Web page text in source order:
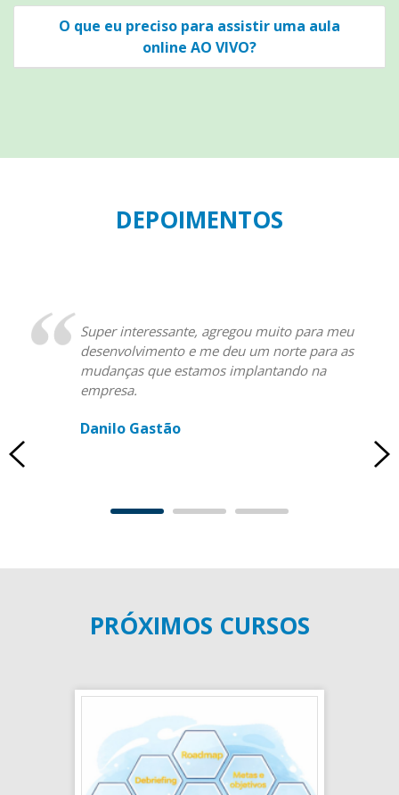
O que eu preciso para assistir uma aula
online AO VIVO?
DEPOIMENTOS
Super interessante, agregou muito para meu
desenvolvimento e me deu um norte para as
mudanças que estamos implantando na
empresa.
Danilo Gastão
PRÓXIMOS CURSOS